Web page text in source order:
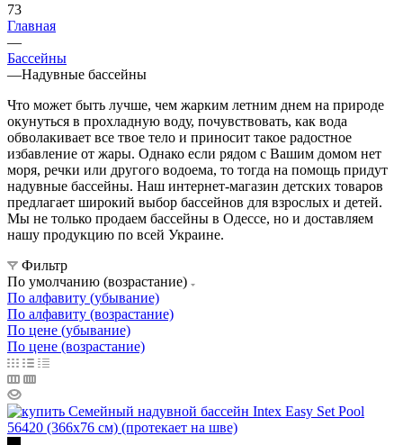
73
Главная
—
Бассейны
—Надувные бассейны
Что может быть лучше, чем жарким летним днем на природе
окунуться в прохладную воду, почувствовать, как вода
обволакивает все твое тело и приносит такое радостное
избавление от жары. Однако если рядом с Вашим домом нет
моря, речки или другого водоема, то тогда на помощь придут
надувные бассейны. Наш интернет-магазин детских товаров
предлагает широкий выбор бассейнов для взрослых и детей.
Мы не только продаем бассейны в Одессе, но и доставляем
нашу продукцию по всей Украине.
Фильтр
По умолчанию (возрастание)
По алфавиту (убывание)
По алфавиту (возрастание)
По цене (убывание)
По цене (возрастание)